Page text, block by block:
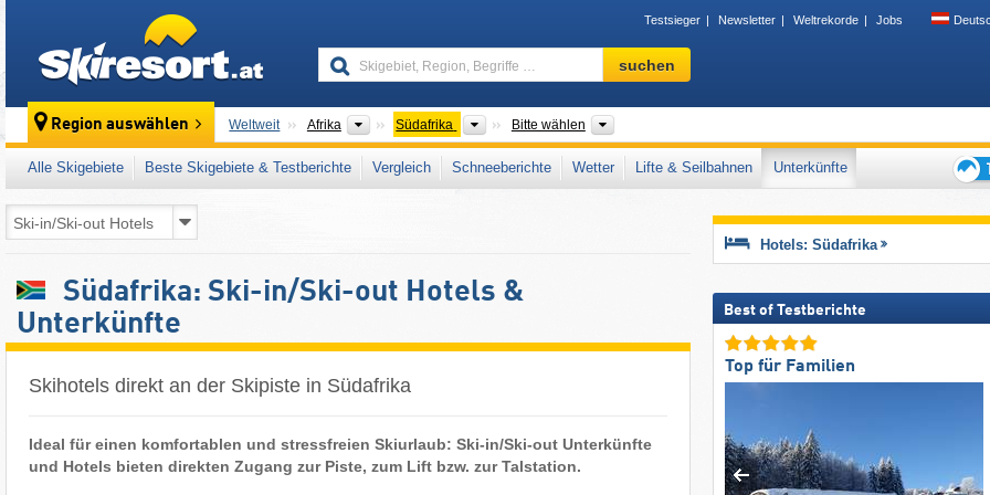
Testsieger Newsletter Weltrekorde Jobs
Skigebiet,
Region,
…
suchen
Region auswählen Weltweit Afrika Kontinente
Südafrika LänderBitte wählen
Alle Skigebiete Beste Skigebiete & Testberichte Vergleich Schneeberichte Wetter Lifte & Seilbahnen
Unterkünfte
für
Südafrika: Ski-in/Ski-out Hotels &
Unterkünfte
Skihotels direkt an der Skipiste in Südafrika
Ideal für einen komfortablen und stressfreien Skiurlaub: Ski-in/Ski-out Unterkünfte
und Hotels bieten direkten Zugang zur Piste, zum Lift bzw. zur Talstation.
Hotels: Südafrika
Best of Testberichte
Top für Familien